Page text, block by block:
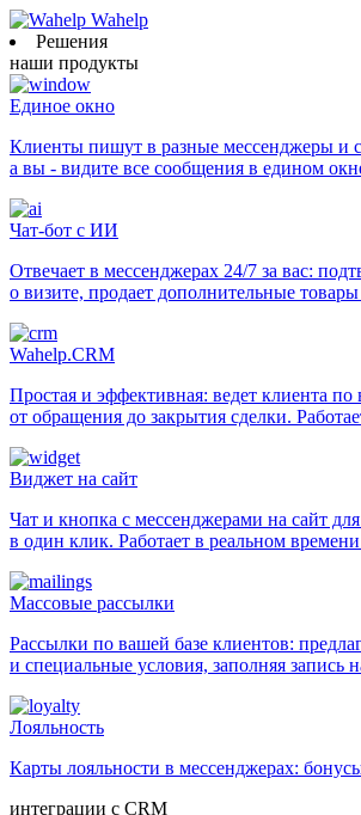
Wahelp
Решения
наши продукты
Единое окно
Клиенты пишут в разные мессенджеры и
а вы - видите все сообщения в едином
Чат-бот с ИИ
Отвечает в мессенджерах 24/7 за вас:
о визите, продает дополнительные
Wahelp.CRM
Простая и эффективная: ведет клиента
от обращения до закрытия сделки.
Виджет на сайт
Чат и кнопка с мессенджерами на сайт
в один клик. Работает в реальном
Массовые рассылки
Рассылки по вашей базе клиентов:
и специальные условия, заполняя запись
Лояльность
Карты лояльности в мессенджерах:
интеграции с CRM